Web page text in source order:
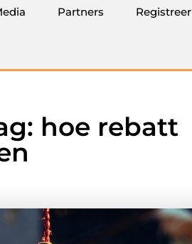
Partners Registreer
hoe rebatt